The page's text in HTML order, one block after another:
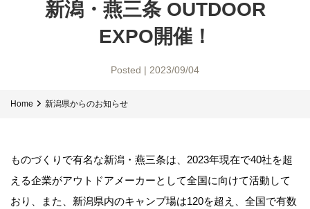
新潟・燕三条 OUTDOOR
EXPO開催！
Posted | 2023/09/04
Home 新潟県からのお知らせ
ものづくりで有名な新潟・燕三条は、2023年現在で40社を超
える企業がアウトドアメーカーとして全国に向けて活動して
おり、また、新潟県内のキャンプ場は120を超え、全国で有数